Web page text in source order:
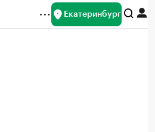
Екатеринбург